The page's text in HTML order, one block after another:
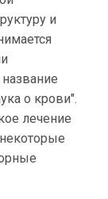
и
о крови".
лечение